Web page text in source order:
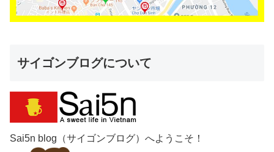
サイゴンブログについて
Sai5n blog（サイゴンブログ）へようこそ！